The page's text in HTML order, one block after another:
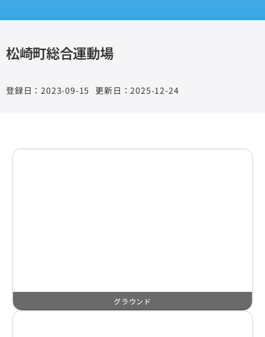
松崎町総合運動場
2023-09-15 更新日：2025-12-24
グラウンド